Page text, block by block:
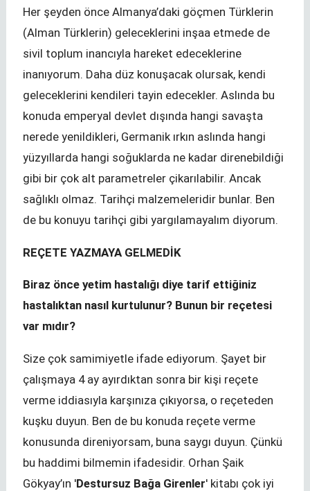
Her şeyden önce Almanya’daki göçmen Türklerin
(Alman Türklerin) geleceklerini inşaa etmede de
sivil toplum inancıyla hareket edeceklerine
inanıyorum. Daha düz konuşacak olursak, kendi
geleceklerini kendileri tayin edecekler. Aslında bu
konuda emperyal devlet dışında hangi savaşta
nerede yenildikleri, Germanik ırkın aslında hangi
yüzyıllarda hangi soğuklarda ne kadar direnebildiği
gibi bir çok alt parametreler çikarılabilir. Ancak
sağlıklı olmaz. Tarihçi malzemeleridir bunlar. Ben
de bu konuyu tarihçi gibi yargılamayalım diyorum.
REÇETE YAZMAYA GELMEDİK
Biraz önce yetim hastalığı diye tarif ettiğiniz
hastalıktan nasıl kurtulunur? Bunun bir reçetesi
var mıdır?
Size çok samimiyetle ifade ediyorum. Şayet bir
çalışmaya 4 ay ayırdıktan sonra bir kişi reçete
verme iddiasıyla karşınıza çıkıyorsa, o reçeteden
kuşku duyun. Ben de bu konuda reçete verme
konusunda direniyorsam, buna saygı duyun. Çünkü
bu haddimi bilmemin ifadesidir. Orhan Şaik
Gökyay’ın 'Destursuz Bağa Girenler' kitabı çok iyi